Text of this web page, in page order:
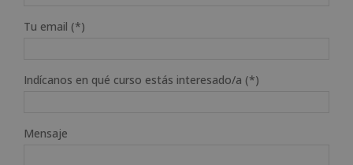
Tu email (*)
Indícanos en qué curso estás interesado/a (*)
Mensaje